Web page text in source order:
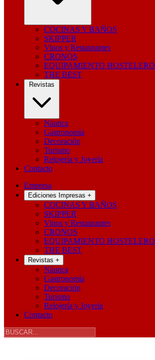
COCINAS Y BAÑOS
SKIPPER
Vinos y Restaurantes
CRONOS
EQUIPAMIENTO HOSTELERO
THE BEST
Revistas
Náutica
Gastronomía
Decoración
Turismo
Relojería y Joyería
Contacto
Empresa
Ediciones Impresas +
COCINAS Y BAÑOS
SKIPPER
Vinos y Restaurantes
CRONOS
EQUIPAMIENTO HOSTELERO
THE BEST
Revistas +
Náutica
Gastronomía
Decoración
Turismo
Relojería y Joyería
Contacto